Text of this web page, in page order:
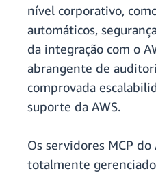
nível corporativo,
automáticos,
da integração com o
abrangente de
comprovada
suporte da AWS.
Os servidores MCP do
totalmente